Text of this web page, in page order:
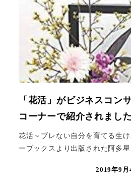
「花活」がビジネスコン
コーナーで紹介されました
花活～ブレない自分を育てる生
ーブックスより出版された阿多
2019年9月